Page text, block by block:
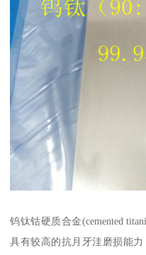
钨钛钴硬质合金(cemented
具有较高的抗月牙洼磨损能